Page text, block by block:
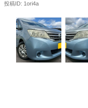
投稿ID: 1ori4a